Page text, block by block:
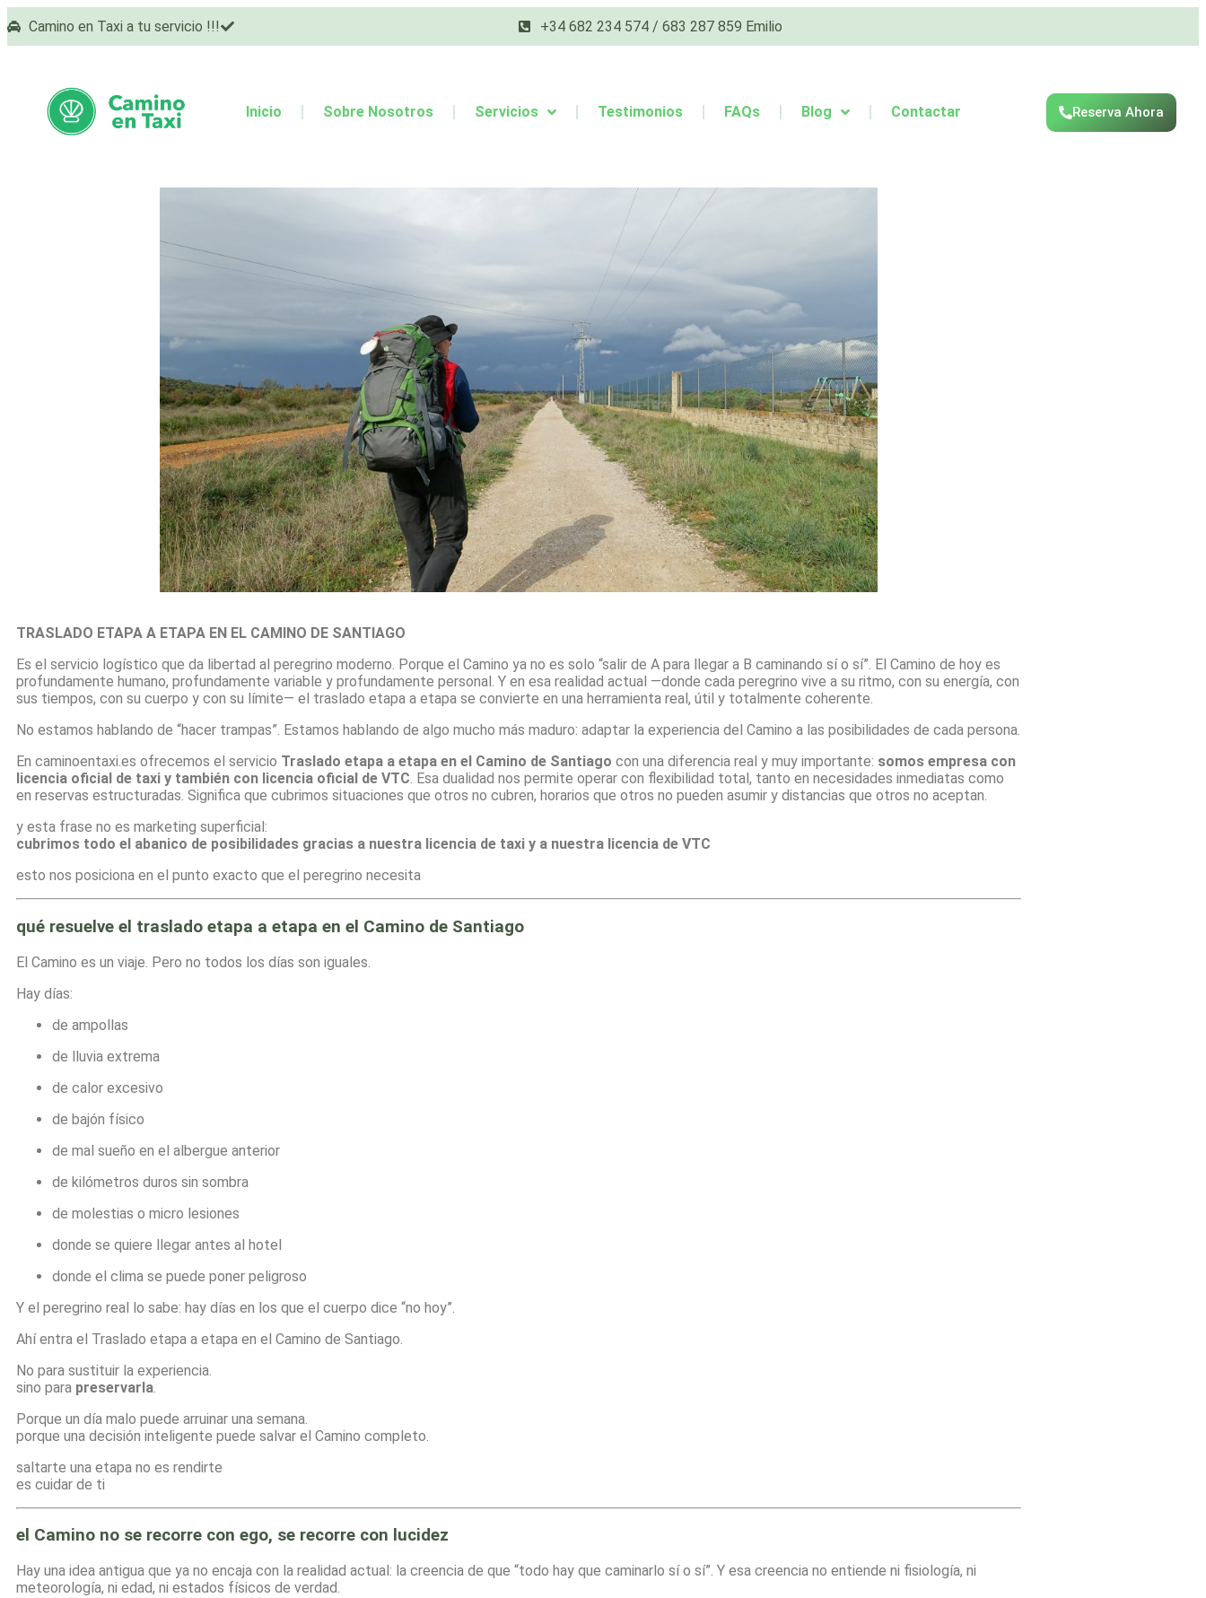
Camino en Taxi a tu servicio !!! +34 682 234 574 / 683 287 859 Emilio
Inicio Sobre Nosotros Servicios Testimonios FAQs Blog Contactar Reserva Ahora
TRASLADO ETAPA A ETAPA EN EL CAMINO DE SANTIAGO
Es el servicio logístico que da libertad al peregrino moderno. Porque el Camino ya no es solo “salir de A para llegar a B caminando sí o sí”. El Camino de hoy es
profundamente humano, profundamente variable y profundamente personal. Y en esa realidad actual —donde cada peregrino vive a su ritmo, con su energía, con
sus tiempos, con su cuerpo y con su límite— el traslado etapa a etapa se convierte en una herramienta real, útil y totalmente coherente.
No estamos hablando de “hacer trampas”. Estamos hablando de algo mucho más maduro: adaptar la experiencia del Camino a las posibilidades de cada persona.
En caminoentaxi.es ofrecemos el servicio Traslado etapa a etapa en el Camino de Santiago con una diferencia real y muy importante: somos empresa con
licencia oficial de taxi y también con licencia oficial de VTC. Esa dualidad nos permite operar con flexibilidad total, tanto en necesidades inmediatas como
en reservas estructuradas. Significa que cubrimos situaciones que otros no cubren, horarios que otros no pueden asumir y distancias que otros no aceptan.
y esta frase no es marketing superficial:
cubrimos todo el abanico de posibilidades gracias a nuestra licencia de taxi y a nuestra licencia de VTC
esto nos posiciona en el punto exacto que el peregrino necesita
qué resuelve el traslado etapa a etapa en el Camino de Santiago
El Camino es un viaje. Pero no todos los días son iguales.
Hay días:
de ampollas
de lluvia extrema
de calor excesivo
de bajón físico
de mal sueño en el albergue anterior
de kilómetros duros sin sombra
de molestias o micro lesiones
donde se quiere llegar antes al hotel
donde el clima se puede poner peligroso
Y el peregrino real lo sabe: hay días en los que el cuerpo dice “no hoy”.
Ahí entra el Traslado etapa a etapa en el Camino de Santiago.
No para sustituir la experiencia.
sino para preservarla
Porque un día malo puede arruinar una semana.
porque una decisión inteligente puede salvar el Camino completo.
saltarte una etapa no es rendirte
es cuidar de ti
el Camino no se recorre con ego, se recorre con lucidez
Hay una idea antigua que ya no encaja con la realidad actual: la creencia de que “todo hay que caminarlo sí o sí”. Y esa creencia no entiende ni fisiología, ni
meteorología, ni edad, ni estados físicos de verdad.